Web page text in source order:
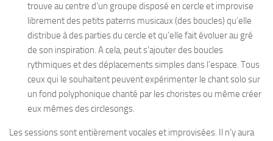
trouve au centre d’un groupe disposé en cercle et improvise
librement des petits paterns musicaux (des boucles) qu’elle
distribue à des parties du cercle et qu’elle fait évoluer au gré
de son inspiration. A cela, peut s’ajouter des boucles
rythmiques et des déplacements simples dans l’espace. Tous
ceux qui le souhaitent peuvent expérimenter le chant solo sur
un fond polyphonique chanté par les choristes ou même créer
eux mêmes des circlesongs.
Les sessions sont entièrement vocales et improvisées. Il n’y aura